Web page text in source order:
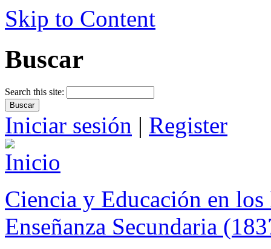
Skip to Content
Buscar
Search this site:
Iniciar sesión | Register
Ciencia y Educación en
Enseñanza Secundaria